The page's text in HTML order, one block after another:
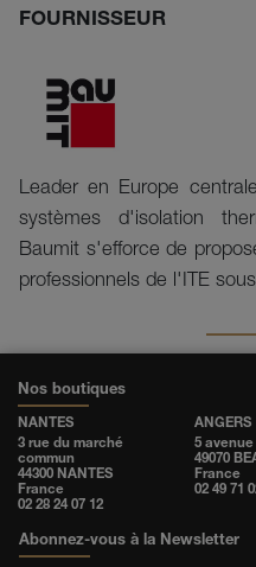
FOURNISSEUR
Leader en Europe
systèmes d'isolation
Baumit s'efforce de
professionnels de l'ITE
Nos boutiques
NANTES
3 rue du marché
commun
44300 NANTES
France
02 28 24 07 12
ANGERS
5 avenue
49070
France
02 49 71
Abonnez-vous à la Newsletter